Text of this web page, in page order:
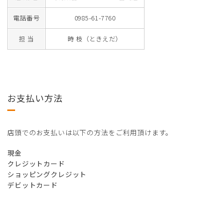
電話番号 0985-61-7760
担 当 時 枝（ときえだ）
お支払い方法
店頭でのお支払いは以下の方法をご利用頂けます。
現金
クレジットカード
ショッピングクレジット
デビットカード